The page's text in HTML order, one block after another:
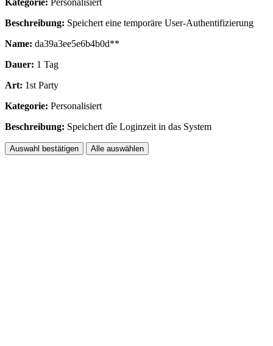
Beschreibung: Speichert eine temporäre User-Authentifizierung
Name: da39a3ee5e6b4b0d**
Dauer: 1 Tag
Art: 1st Party
Kategorie: Personalisiert
Beschreibung: Speichert dîe Loginzeit in das System
Auswahl bestätigen Alle auswählen